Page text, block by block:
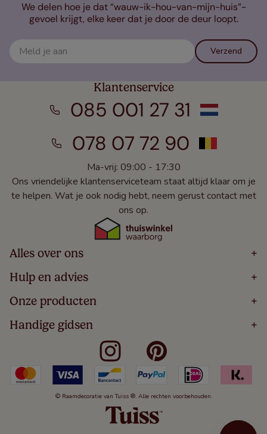
We delen hoe je dat “wauw-ik-hou-van-mijn-huis”-
gevoel krijgt, elke keer dat je door de deur loopt.
Verzend
Klantenservice
085 001 27 31
078 07 72 90
Ma-vrij: 09:00 - 17:30
Ons vriendelijke klantenserviceteam staat altijd klaar om je
te helpen. Wat je ook nodig hebt, neem gerust contact met
ons op.
Alles over ons +
Home
Over
Bestellen
Winacties
Veelgestelde Vragen
Hulp en advies +
Volg Je Bestelling
Levering
5 Jaar Garantie
Algemene Voorwaarden
Kindveiligheid
Cookies
Herroepingsrecht
Onze producten +
Houten Jaloezieën
Rolgordijnen
Verticale Jaloezieën
Duo Rolgordijnen
Duo Plisségordijnen
Handige gidsen +
Meten Voor Raamdecoratie
Badkamer Raamdecoratie
Slaapkamer Raamdecoratie
Keuken Raamdecoratie
De Jaloezieën Gids
Jaloezieënwoordenboek
© Raamdecoratie van Tuiss ®. Alle rechten voorbehouden.